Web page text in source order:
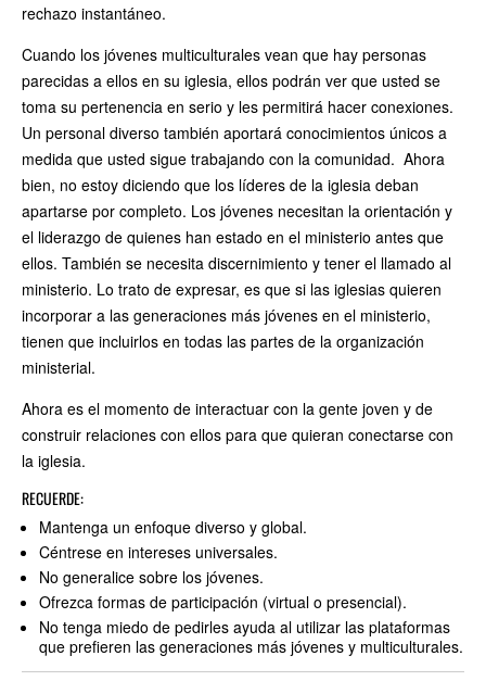
rechazo instantáneo.
Cuando los jóvenes multiculturales vean que hay personas
parecidas a ellos en su iglesia, ellos podrán ver que usted se
toma su pertenencia en serio y les permitirá hacer conexiones.
Un personal diverso también aportará conocimientos únicos a
medida que usted sigue trabajando con la comunidad. Ahora
bien, no estoy diciendo que los líderes de la iglesia deban
apartarse por completo. Los jóvenes necesitan la orientación y
el liderazgo de quienes han estado en el ministerio antes que
ellos. También se necesita discernimiento y tener el llamado al
ministerio. Lo trato de expresar, es que si las iglesias quieren
incorporar a las generaciones más jóvenes en el ministerio,
tienen que incluirlos en todas las partes de la organización
ministerial.
Ahora es el momento de interactuar con la gente joven y de
construir relaciones con ellos para que quieran conectarse con
la iglesia.
RECUERDE:
Mantenga un enfoque diverso y global.
Céntrese en intereses universales.
No generalice sobre los jóvenes.
Ofrezca formas de participación (virtual o presencial).
No tenga miedo de pedirles ayuda al utilizar las plataformas
que prefieren las generaciones más jóvenes y multiculturales.